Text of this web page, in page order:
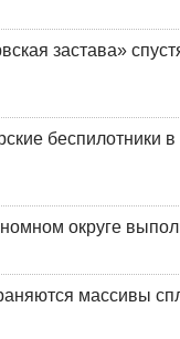
застава»
беспилотники
округе
массивы